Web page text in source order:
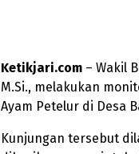
Ketikjari.com – Wakil
M.Si., melakukan
Ayam Petelur di Desa
Kunjungan tersebut